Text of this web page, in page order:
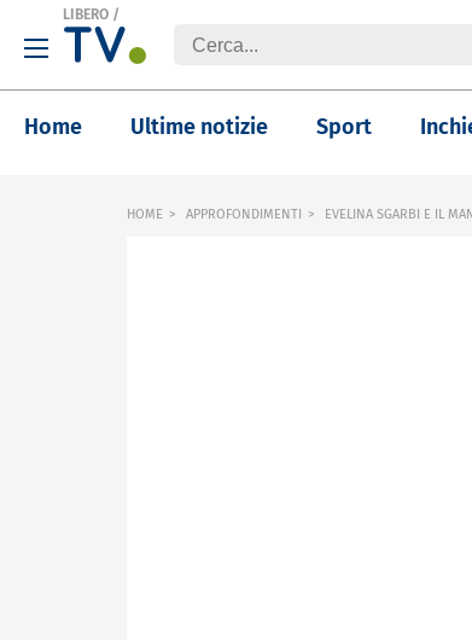
LIBERO /
Home Ultime notizie Sport
HOME APPROFONDIMENTI EVELINA SGARBI E IL